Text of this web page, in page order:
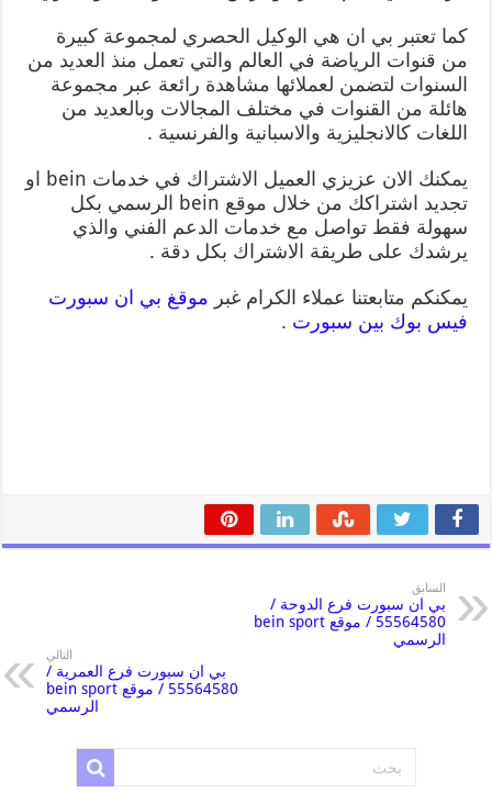
كما تعتبر بي ان هي الوكيل الحصري لمجموعة كبيرة
من قنوات الرياضة في العالم والتي تعمل منذ العديد من
السنوات لتضمن لعملائها مشاهدة رائعة عبر مجموعة
هائلة من القنوات في مختلف المجالات وبالعديد من
اللغات كالانجليزية والاسبانية والفرنسية .
يمكنك الان عزيزي العميل الاشتراك في خدمات bein او
تجديد اشتراكك من خلال موقع bein الرسمي بكل
سهولة فقط تواصل مع خدمات الدعم الفني والذي
يرشدك على طريقة الاشتراك بكل دقة .
يمكنكم متابعتنا عملاء الكرام غبر موقغ بي ان سبورت
فيس بوك بين سبورت .
السابق
بي ان سبورت فرع الدوحة /
55564580 / موقع bein sport
الرسمي
التالي
بي ان سبورت فرع العمرية /
55564580 / موقع bein sport
الرسمي